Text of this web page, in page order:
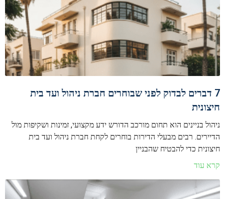
7 דברים לבדוק לפני שבוחרים חברת ניהול ועד בית
חיצונית
ניהול בניינים הוא תחום מורכב הדורש ידע מקצועי, זמינות ושקיפות מול
הדיירים. רבים מבעלי הדירות בוחרים לקחת חברת ניהול ועד בית
חיצונית כדי להבטיח שהבניין
קרא עוד